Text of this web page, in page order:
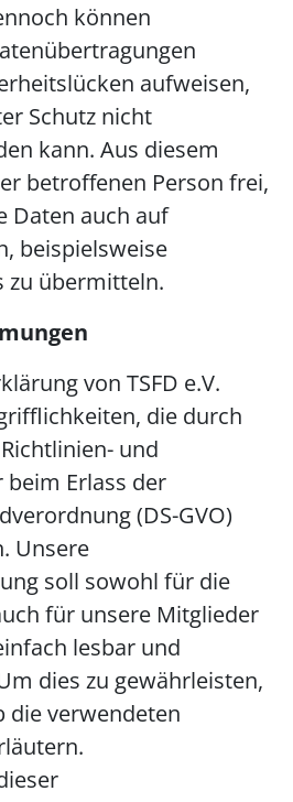
können
aufweisen,
Schutz nicht
kann. Aus diesem
betroffenen Person frei,
Daten auch auf
beispielsweise
zu übermitteln.
von TSFD e.V.
die durch
und
Erlass der
(DS-GVO)
Unsere
soll sowohl für die
für unsere Mitglieder
lesbar und
dies zu gewährleisten,
die verwendeten